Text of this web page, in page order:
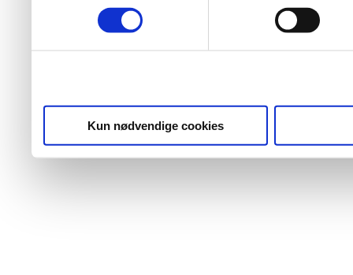
Kun nødvendige cookies